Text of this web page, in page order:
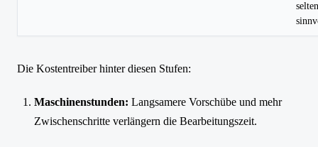
Die Kostentreiber hinter diesen Stufen:
Maschinenstunden: Langsamere Vorschübe und mehr
Zwischenschritte verlängern die Bearbeitungszeit.